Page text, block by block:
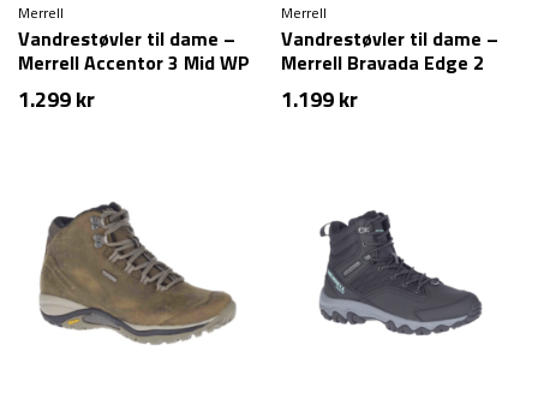
Merrell
Vandrestøvler til dame –
Merrell Accentor 3 Mid WP
– Brindle
1.299kr
Merrell
Vandrestøvler til dame –
Merrell Bravada Edge 2
Thermo Demi WP – Sort
1.199kr